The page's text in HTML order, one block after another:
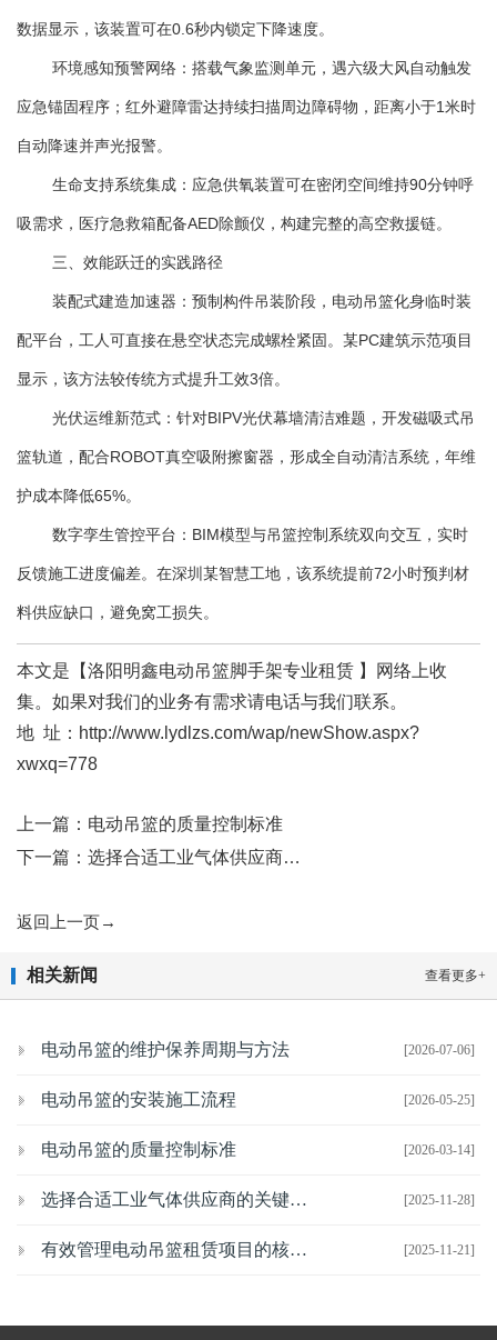
数据显示，该装置可在0.6秒内锁定下降速度。
环境感知预警网络：搭载气象监测单元，遇六级大风自动触发
应急锚固程序；红外避障雷达持续扫描周边障碍物，距离小于1米时
自动降速并声光报警。
生命支持系统集成：应急供氧装置可在密闭空间维持90分钟呼
吸需求，医疗急救箱配备AED除颤仪，构建完整的高空救援链。
三、效能跃迁的实践路径
装配式建造加速器：预制构件吊装阶段，电动吊篮化身临时装
配平台，工人可直接在悬空状态完成螺栓紧固。某PC建筑示范项目
显示，该方法较传统方式提升工效3倍。
光伏运维新范式：针对BIPV光伏幕墙清洁难题，开发磁吸式吊
篮轨道，配合ROBOT真空吸附擦窗器，形成全自动清洁系统，年维
护成本降低65%。
数字孪生管控平台：BIM模型与吊篮控制系统双向交互，实时
反馈施工进度偏差。在深圳某智慧工地，该系统提前72小时预判材
料供应缺口，避免窝工损失。
本文是【洛阳明鑫电动吊篮脚手架专业租赁 】网络上收
集。如果对我们的业务有需求请电话与我们联系。
地 址：http://www.lydlzs.com/wap/newShow.aspx?
xwxq=778
上一篇：电动吊篮的质量控制标准
下一篇：选择合适工业气体供应商…
返回上一页→
查看更多+
相关新闻
[2026-07-06]
电动吊篮的维护保养周期与方法
[2026-05-25]
电动吊篮的安装施工流程
[2026-03-14]
电动吊篮的质量控制标准
[2025-11-28]
选择合适工业气体供应商的关键考虑因素
[2025-11-21]
有效管理电动吊篮租赁项目的核心策略